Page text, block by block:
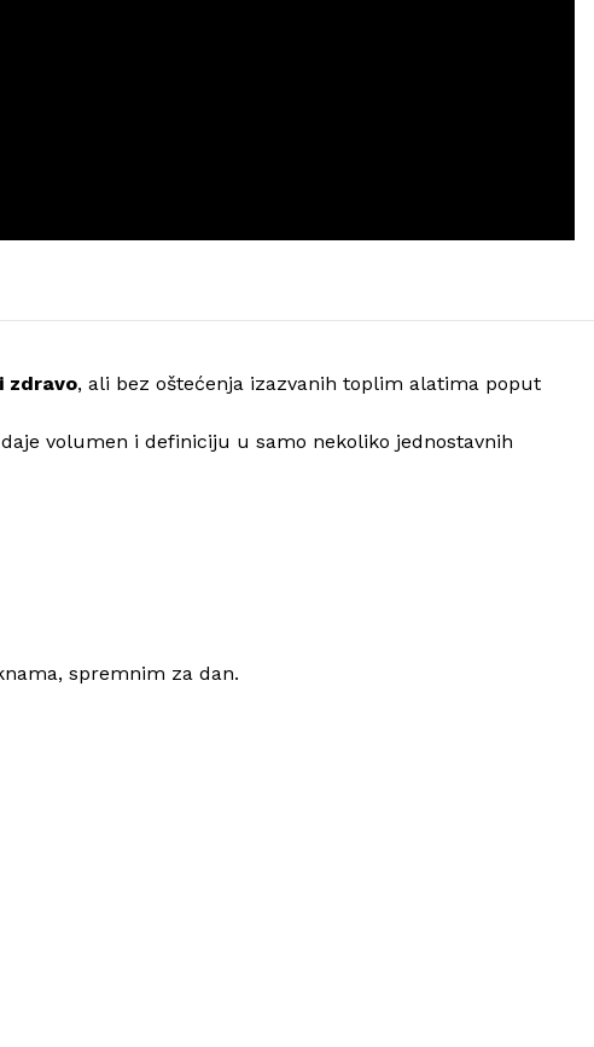
zdravo, ali bez oštećenja izazvanih toplim alatima poput
volumen i definiciju u samo nekoliko jednostavnih
spremnim za dan.